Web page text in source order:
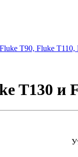
T90, Fluke
T130 и